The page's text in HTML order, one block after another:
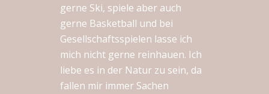
gerne Ski, spiele aber auch
gerne Basketball und bei
Gesellschaftsspielen lasse ich
mich nicht gerne reinhauen. Ich
liebe es in der Natur zu sein, da
fallen mir immer Sachen